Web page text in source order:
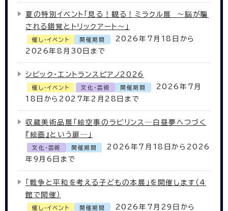
夏の特別イベント「見る！観る！ミラクル展 ～脳が騙
される錯覚とトリックアート～」
催し・イベント 開催期間
2026年7月18日から
2026年8月30日まで
シビック・エントランスピアノ2026
催し・イベント 文化・芸術 開催期間
2026年7月
18日から2027年2月28日まで
収蔵美術品展「絵空事のラビリンス─白昼夢へつづく
『絵画』という扉─」
文化・芸術 開催期間
2026年7月18日から2026
年9月6日まで
「戦争と平和を考える子どもの本展」を開催します（4
館で開催）
催し・イベント 開催期間
2026年7月29日から